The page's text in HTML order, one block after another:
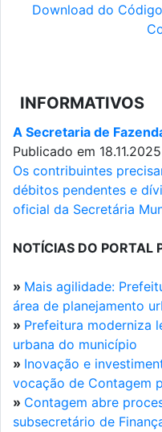
Download do
INFORMATIVOS
A Secretaria de
Publicado em 18.11.2025
Os contribuintes
débitos pendentes e
oficial da Secretária
NOTÍCIAS DO PORTAL
» Mais agilidade:
área de planejamento
» Prefeitura moderniza
urbana do município
» Inovação e
vocação de Contagem
» Contagem abre
subsecretário de